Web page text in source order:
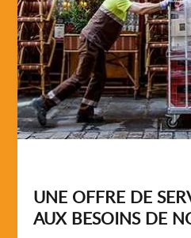
UNE OFFRE DE
AUX BESOINS DE